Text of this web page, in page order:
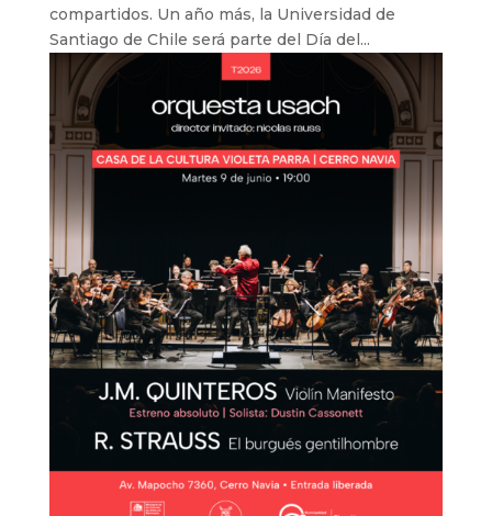
compartidos. Un año más, la Universidad de
Santiago de Chile será parte del Día del...